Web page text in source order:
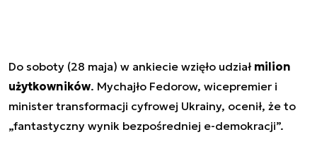
Do soboty (28 maja) w ankiecie wzięło udział milion
użytkowników. Mychajło Fedorow, wicepremier i
minister transformacji cyfrowej Ukrainy, ocenił, że to
„fantastyczny wynik bezpośredniej e-demokracji”.